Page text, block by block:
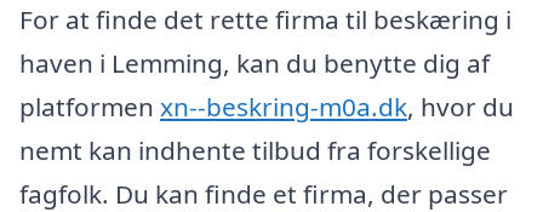
For at finde det rette firma til beskæring i
haven i Lemming, kan du benytte dig af
platformen xn--beskring-m0a.dk, hvor du
nemt kan indhente tilbud fra forskellige
fagfolk. Du kan finde et firma, der passer